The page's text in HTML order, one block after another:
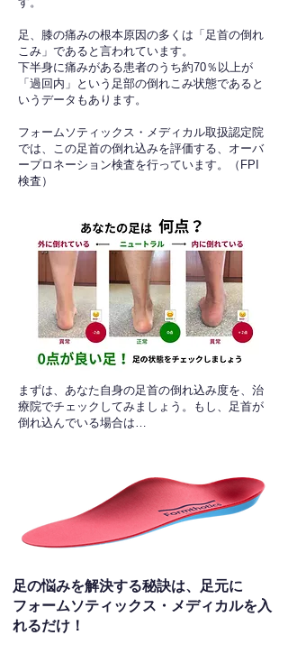
足、膝の痛みの根本原因の多くは「足首の倒れ
こみ」であると言われています。
下半身に痛みがある患者のうち約70％以上が
「過回内」という足部の倒れこみ状態であると
いうデータもあります。
フォームソティックス・メディカル取扱認定院
では、この足首の倒れ込みを評価する、オーバ
ープロネーション検査を行っています。（FPI
検査）​
​まずは、あなた自身の足首の倒れ込み度を、治
療院でチェックしてみましょう。もし、足首が
倒れ込んでいる場合は…
足の悩みを解決する秘訣は、足元に
フォームソティックス・メディカルを入
れるだけ！